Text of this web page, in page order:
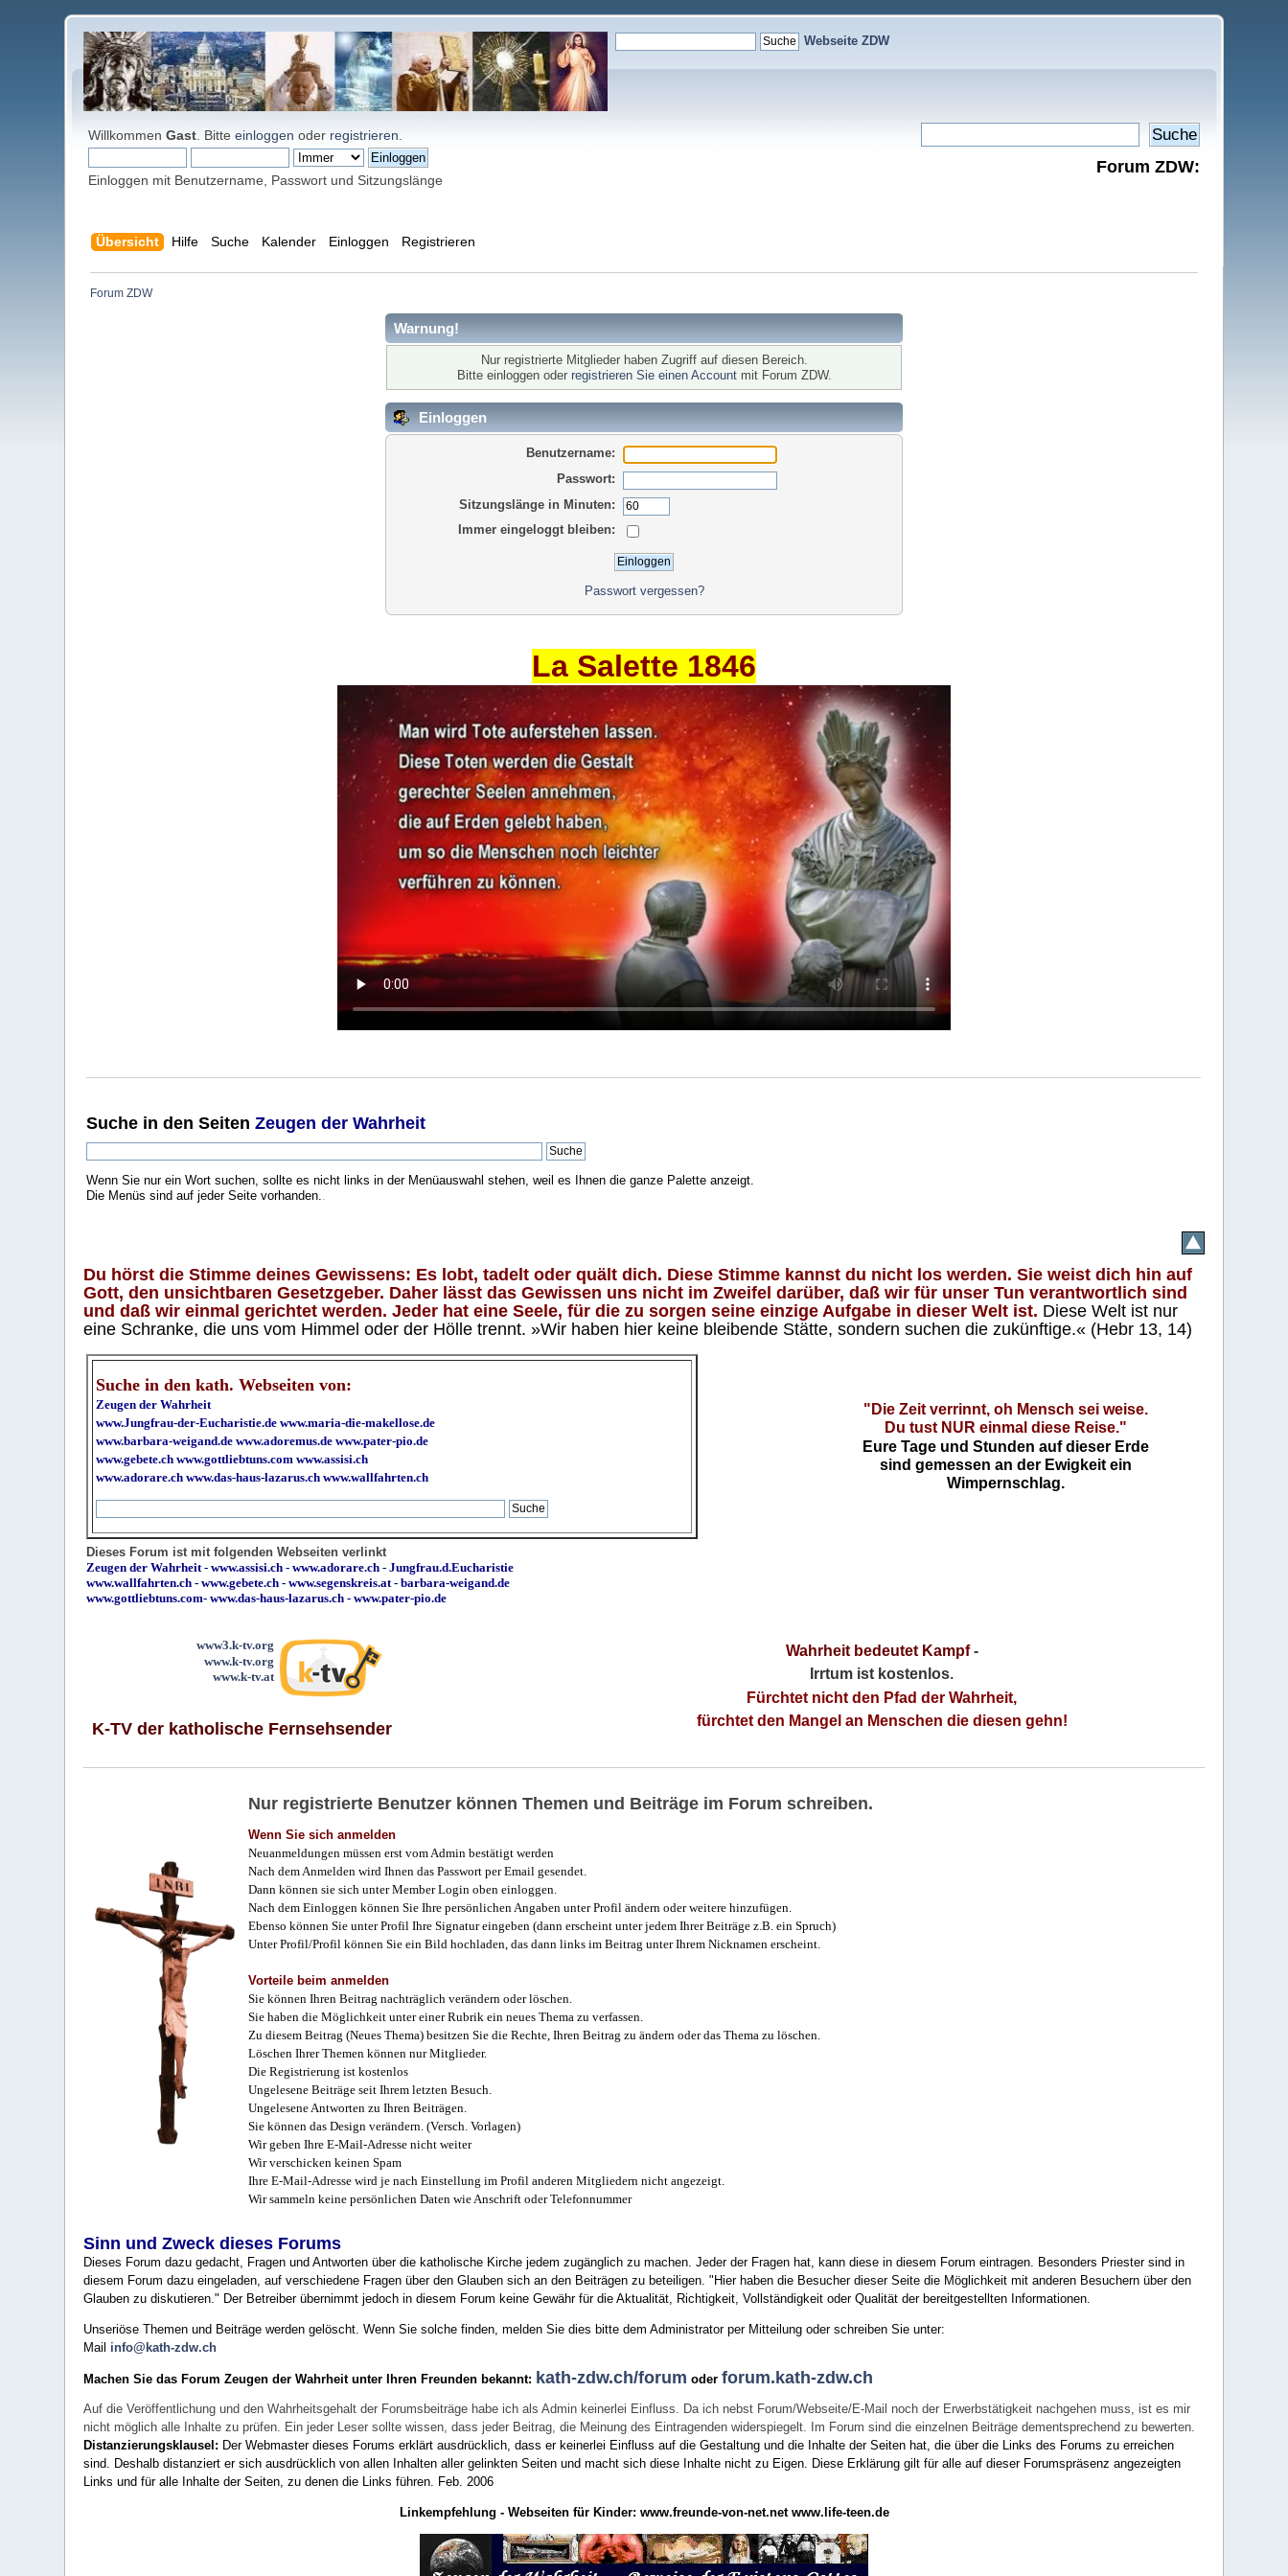
Webseite ZDW
WillkommenGast . Bitteeinloggen oder registrieren
Einloggen mit Benutzername, Passwort und Sitzungslänge
Forum ZDW:
Übersicht Hilfe Suche Kalender Einloggen Registrieren
Forum ZDW
Warnung!
Nur registrierte Mitglieder haben Zugriff auf diesen Bereich.
Bitte einloggen oder registrieren Sie einen Accountmit Forum ZDW.
Einloggen
Benutzername:
Passwort:
Sitzungslänge in Minuten:
Immer eingeloggt bleiben:
Passwort vergessen?
La Salette 1846
Suche in den SeitenZeugen der Wahrheit
Wenn Sie nur ein Wort suchen, sollte es nicht links in der Menüauswahl stehen, weil es Ihnen die ganze Palette anzeigt.
Die Menüs sind auf jeder Seite vorhanden..
Du hörst die Stimme deines Gewissens: Es lobt, tadelt oder quält dich. Diese Stimme kannst du nicht los werden. Sie weist dich hin auf
Gott, den unsichtbaren Gesetzgeber. Daher lässt das Gewissen uns nicht im Zweifel darüber, daß wir für unser Tun verantwortlich sind
und daß wir einmal gerichtet werden. Jeder hat eine Seele, für die zu sorgen seine einzige Aufgabe in dieser Welt ist. Diese Welt ist nur
eine Schranke, die uns vom Himmel oder der Hölle trennt. »Wir haben hier keine bleibende Stätte, sondern suchen die zukünftige.« (Hebr 13, 14)
Suche in den kath. Webseiten von:
Zeugen der Wahrheit
www.Jungfrau-der-Eucharistie.de www.maria-die-makellose.de
www.barbara-weigand.de www.adoremus.de www.pater-pio.de
www.gebete.ch www.gottliebtuns.com www.assisi.ch
www.adorare.ch www.das-haus-lazarus.ch www.wallfahrten.ch
"Die Zeit verrinnt, oh Mensch sei weise.
Du tust NUR einmal diese Reise."
Eure Tage und Stunden auf dieser Erde
sind gemessen an der Ewigkeit ein
Wimpernschlag.
Dieses Forum ist mit folgenden Webseiten verlinkt
Zeugen der Wahrheit-www.assisi.ch -www.adorare.ch -Jungfrau.d.Eucharistie
www.wallfahrten.ch -www.gebete.ch -www.segenskreis.at-barbara-weigand.de
www.gottliebtuns.com-www.das-haus-lazarus.ch - www.pater-pio.de
www3.k-tv.org
www.k-tv.org
www.k-tv.at
K-TV der katholische Fernsehsender
Wahrheit bedeutet Kampf-
Irrtum ist kostenlos.
Fürchtet nicht den Pfad der Wahrheit,
fürchtet den Mangel an Menschen die diesen gehn!
Nur registrierte Benutzer können Themen und Beiträge im Forum schreiben.
Wenn Sie sich anmelden
Neuanmeldungen müssen erst vom Admin bestätigt werden
Nach dem Anmelden wird Ihnen das Passwort per Email gesendet.
Dann können sie sich unter Member Login oben einloggen.
Nach dem Einloggen können Sie Ihre persönlichen Angaben unter Profil ändern oder weitere hinzufügen.
Ebenso können Sie unter Profil Ihre Signatur eingeben (dann erscheint unter jedem Ihrer Beiträge z.B. ein Spruch)
Unter Profil/Profil können Sie ein Bild hochladen, das dann links im Beitrag unter Ihrem Nicknamen erscheint.
Vorteile beim anmelden
Sie können Ihren Beitrag nachträglich verändern oder löschen.
Sie haben die Möglichkeit unter einer Rubrik ein neues Thema zu verfassen.
Zu diesem Beitrag (Neues Thema) besitzen Sie die Rechte, Ihren Beitrag zu ändern oder das Thema zu löschen.
Löschen Ihrer Themen können nur Mitglieder.
Die Registrierung ist kostenlos
Ungelesene Beiträge seit Ihrem letzten Besuch.
Ungelesene Antworten zu Ihren Beiträgen.
Sie können das Design verändern. (Versch. Vorlagen)
Wir geben Ihre E-Mail-Adresse nicht weiter
Wir verschicken keinen Spam
Ihre E-Mail-Adresse wird je nach Einstellung im Profil anderen Mitgliedern nicht angezeigt.
Wir sammeln keine persönlichen Daten wie Anschrift oder Telefonnummer
Sinn und Zweck dieses Forums
Dieses Forum dazu gedacht, Fragen und Antworten über die katholische Kirche jedem zugänglich zu machen. Jeder der Fragen hat, kann diese in diesem Forum eintragen. Besonders Priester sind in
diesem Forum dazu eingeladen, auf verschiedene Fragen über den Glauben sich an den Beiträgen zu beteiligen. "Hier haben die Besucher dieser Seite die Möglichkeit mit anderen Besuchern über den
Glauben zu diskutieren." Der Betreiber übernimmt jedoch in diesem Forum keine Gewähr für die Aktualität, Richtigkeit, Vollständigkeit oder Qualität der bereitgestellten Informationen.
Unseriöse Themen und Beiträge werden gelöscht. Wenn Sie solche finden, melden Sie dies bitte dem Administrator per Mitteilung oder schreiben Sie unter:
Mail info@kath-zdw.ch
Machen Sie das Forum Zeugen der Wahrheit unter Ihren Freunden bekannt: kath-zdw.ch/forum oderforum.kath-zdw.ch
Auf die Veröffentlichung und den Wahrheitsgehalt der Forumsbeiträge habe ich als Admin keinerlei Einfluss. Da ich nebst Forum/Webseite/E-Mail noch der Erwerbstätigkeit nachgehen muss, ist es mir
nicht möglich alle Inhalte zu prüfen. Ein jeder Leser sollte wissen, dass jeder Beitrag, die Meinung des Eintragenden widerspiegelt. Im Forum sind die einzelnen Beiträge dementsprechend zu bewerten.
Distanzierungsklausel: Der Webmaster dieses Forums erklärt ausdrücklich, dass er keinerlei Einfluss auf die Gestaltung und die Inhalte der Seiten hat, die über die Links des Forums zu erreichen
sind. Deshalb distanziert er sich ausdrücklich von allen Inhalten aller gelinkten Seiten und macht sich diese Inhalte nicht zu Eigen. Diese Erklärung gilt für alle auf dieser Forumspräsenz angezeigten
Links und für alle Inhalte der Seiten, zu denen die Links führen. Feb. 2006
Linkempfehlung - Webseiten für Kinder: www.freunde-von-net.net www.life-teen.de